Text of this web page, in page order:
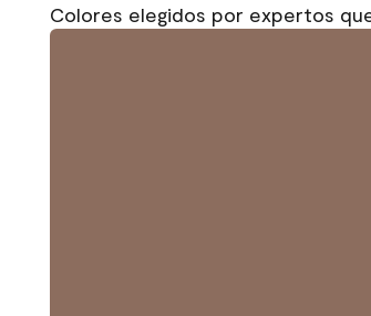
Colores elegidos por expertos